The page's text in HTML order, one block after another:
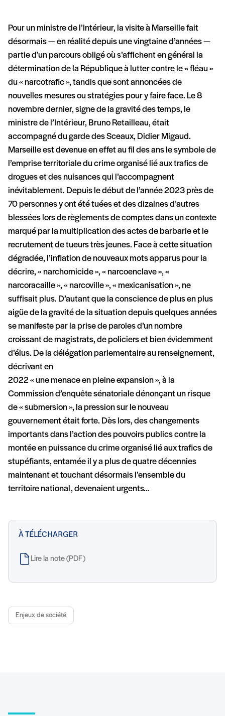
Pour un ministre de l’Intérieur, la visite à Marseille fait
désormais — en réalité depuis une vingtaine d’années —
partie d’un parcours obligé où s’affichent en général la
détermination de la République à lutter contre le « fléau »
du « narcotrafic », tandis que sont annoncées de
nouvelles mesures ou stratégies pour y faire face. Le 8
novembre dernier, signe de la gravité des temps, le
ministre de l’Intérieur, Bruno Retailleau, était
accompagné du garde des Sceaux, Didier Migaud.
Marseille est devenue en effet au fil des ans le symbole de
l’emprise territoriale du crime organisé lié aux trafics de
drogues et des nuisances qui l’accompagnent
inévitablement. Depuis le début de l’année 2023 près de
70 personnes y ont été tuées et des dizaines d’autres
blessées lors de règlements de comptes dans un contexte
marqué par la multiplication des actes de barbarie et le
recrutement de tueurs très jeunes. Face à cette situation
dégradée, l’inflation de nouveaux mots apparus pour la
décrire, « narchomicide », « narcoenclave », «
narcoracaille », « narcoville », « mexicanisation », ne
suffisait plus. D’autant que la conscience de plus en plus
aigüe de la gravité de la situation depuis quelques années
se manifeste par la prise de paroles d’un nombre
croissant de magistrats, de policiers et bien évidemment
d’élus. De la délégation parlementaire au renseignement,
décrivant en
2022 « une menace en pleine expansion », à la
Commission d’enquête sénatoriale dénonçant un risque
de « submersion », la pression sur le nouveau
gouvernement était forte. Dès lors, des changements
importants dans l’action des pouvoirs publics contre la
montée en puissance du crime organisé lié aux trafics de
stupéfiants, entamée il y a plus de quatre décennies
maintenant et touchant désormais l’ensemble du
territoire national, devenaient urgents…
À TÉLÉCHARGER
Lire la note (PDF)
Enjeux de société